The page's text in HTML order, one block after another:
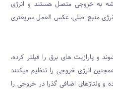
به خروجی متصل هستند و انرژی
منبع اصلی، عکس العمل سریعتری
و پارازیت های برق را فیلتر کرده،
انرژی خروجی را تنظیم میکنند
و ولتاژهای اضافی گذرا در خروجی را